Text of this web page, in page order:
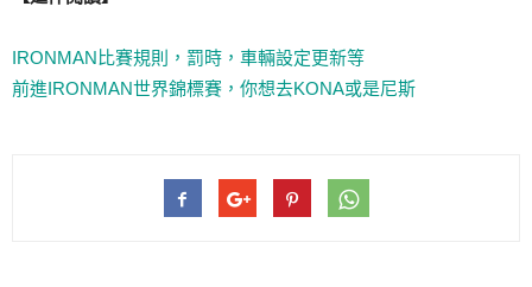
IRONMAN比賽規則，罰時，車輛設定更新等
前進IRONMAN世界錦標賽，你想去KONA或是尼斯